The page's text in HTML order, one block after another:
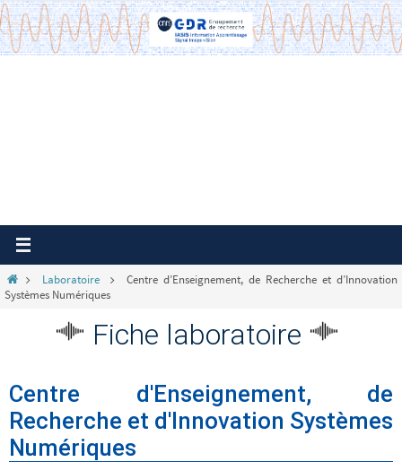
Passer
vers
le
HomeLaboratoire
Centre d’Enseignement, de Recherche et d’Innovation
Systèmes Numériques
Fiche laboratoire
Centre d'Enseignement, de
Recherche et d'Innovation Systèmes
Numériques